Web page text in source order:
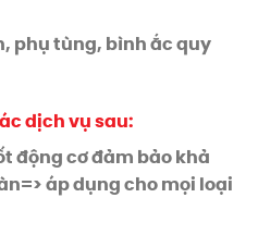
phụ tùng, bình ắc quy
dịch vụ sau:
động cơ đảm bảo khả
áp dụng cho mọi loại